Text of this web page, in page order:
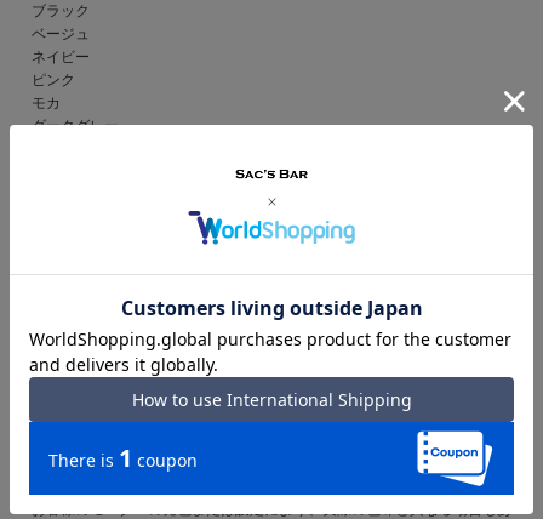
ブラック
ベージュ
ネイビー
ピンク
モカ
ダークグレー
側面：オープンポケット×2
付属 ｜チャーム
ご注意ください｜
● 商品の画像は、できるだけ商品に近いカラーにて掲載をしております。